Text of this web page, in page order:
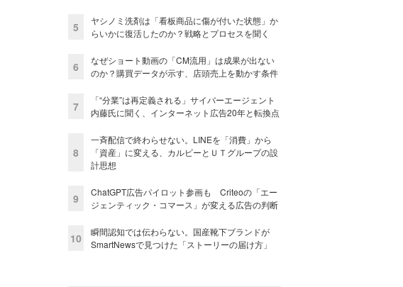
5
ヤシノミ洗剤は「看板商品に傷が付いた状態」か
らいかに復活したのか？戦略とプロセスを聞く
6
なぜショート動画の「CM流用」は成果が出ない
のか？購買データが示す、店頭売上を動かす条件
7
「“分業”は再定義される」サイバーエージェント
内藤氏に聞く、インターネット広告20年と転換点
8
一斉配信で終わらせない。LINEを「消費」から
「資産」に変える、カルビーとＵＴグループの設
計思想
9
ChatGPT広告パイロット参画も Criteoの「エー
ジェンティック・コマース」が変える広告の判断
10
瞬間認知では伝わらない。国産靴下ブランドが
SmartNewsで見つけた「ストーリーの届け方」